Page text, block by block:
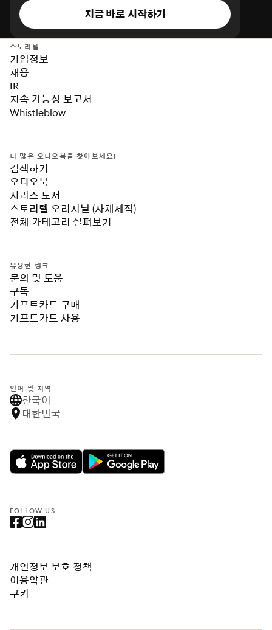
지금 바로 시작하기
스토리텔
기업정보
채용
IR
지속 가능성 보고서
Whistleblow
더 많은 오디오북을 찾아보세요!
검색하기
오디오북
시리즈 도서
스토리텔 오리지널 (자체제작)
전체 카테고리 살펴보기
유용한 링크
문의 및 도움
구독
기프트카드 구매
기프트카드 사용
언어 및 지역
한국어
대한민국
FOLLOW US
개인정보 보호 정책
이용약관
쿠키